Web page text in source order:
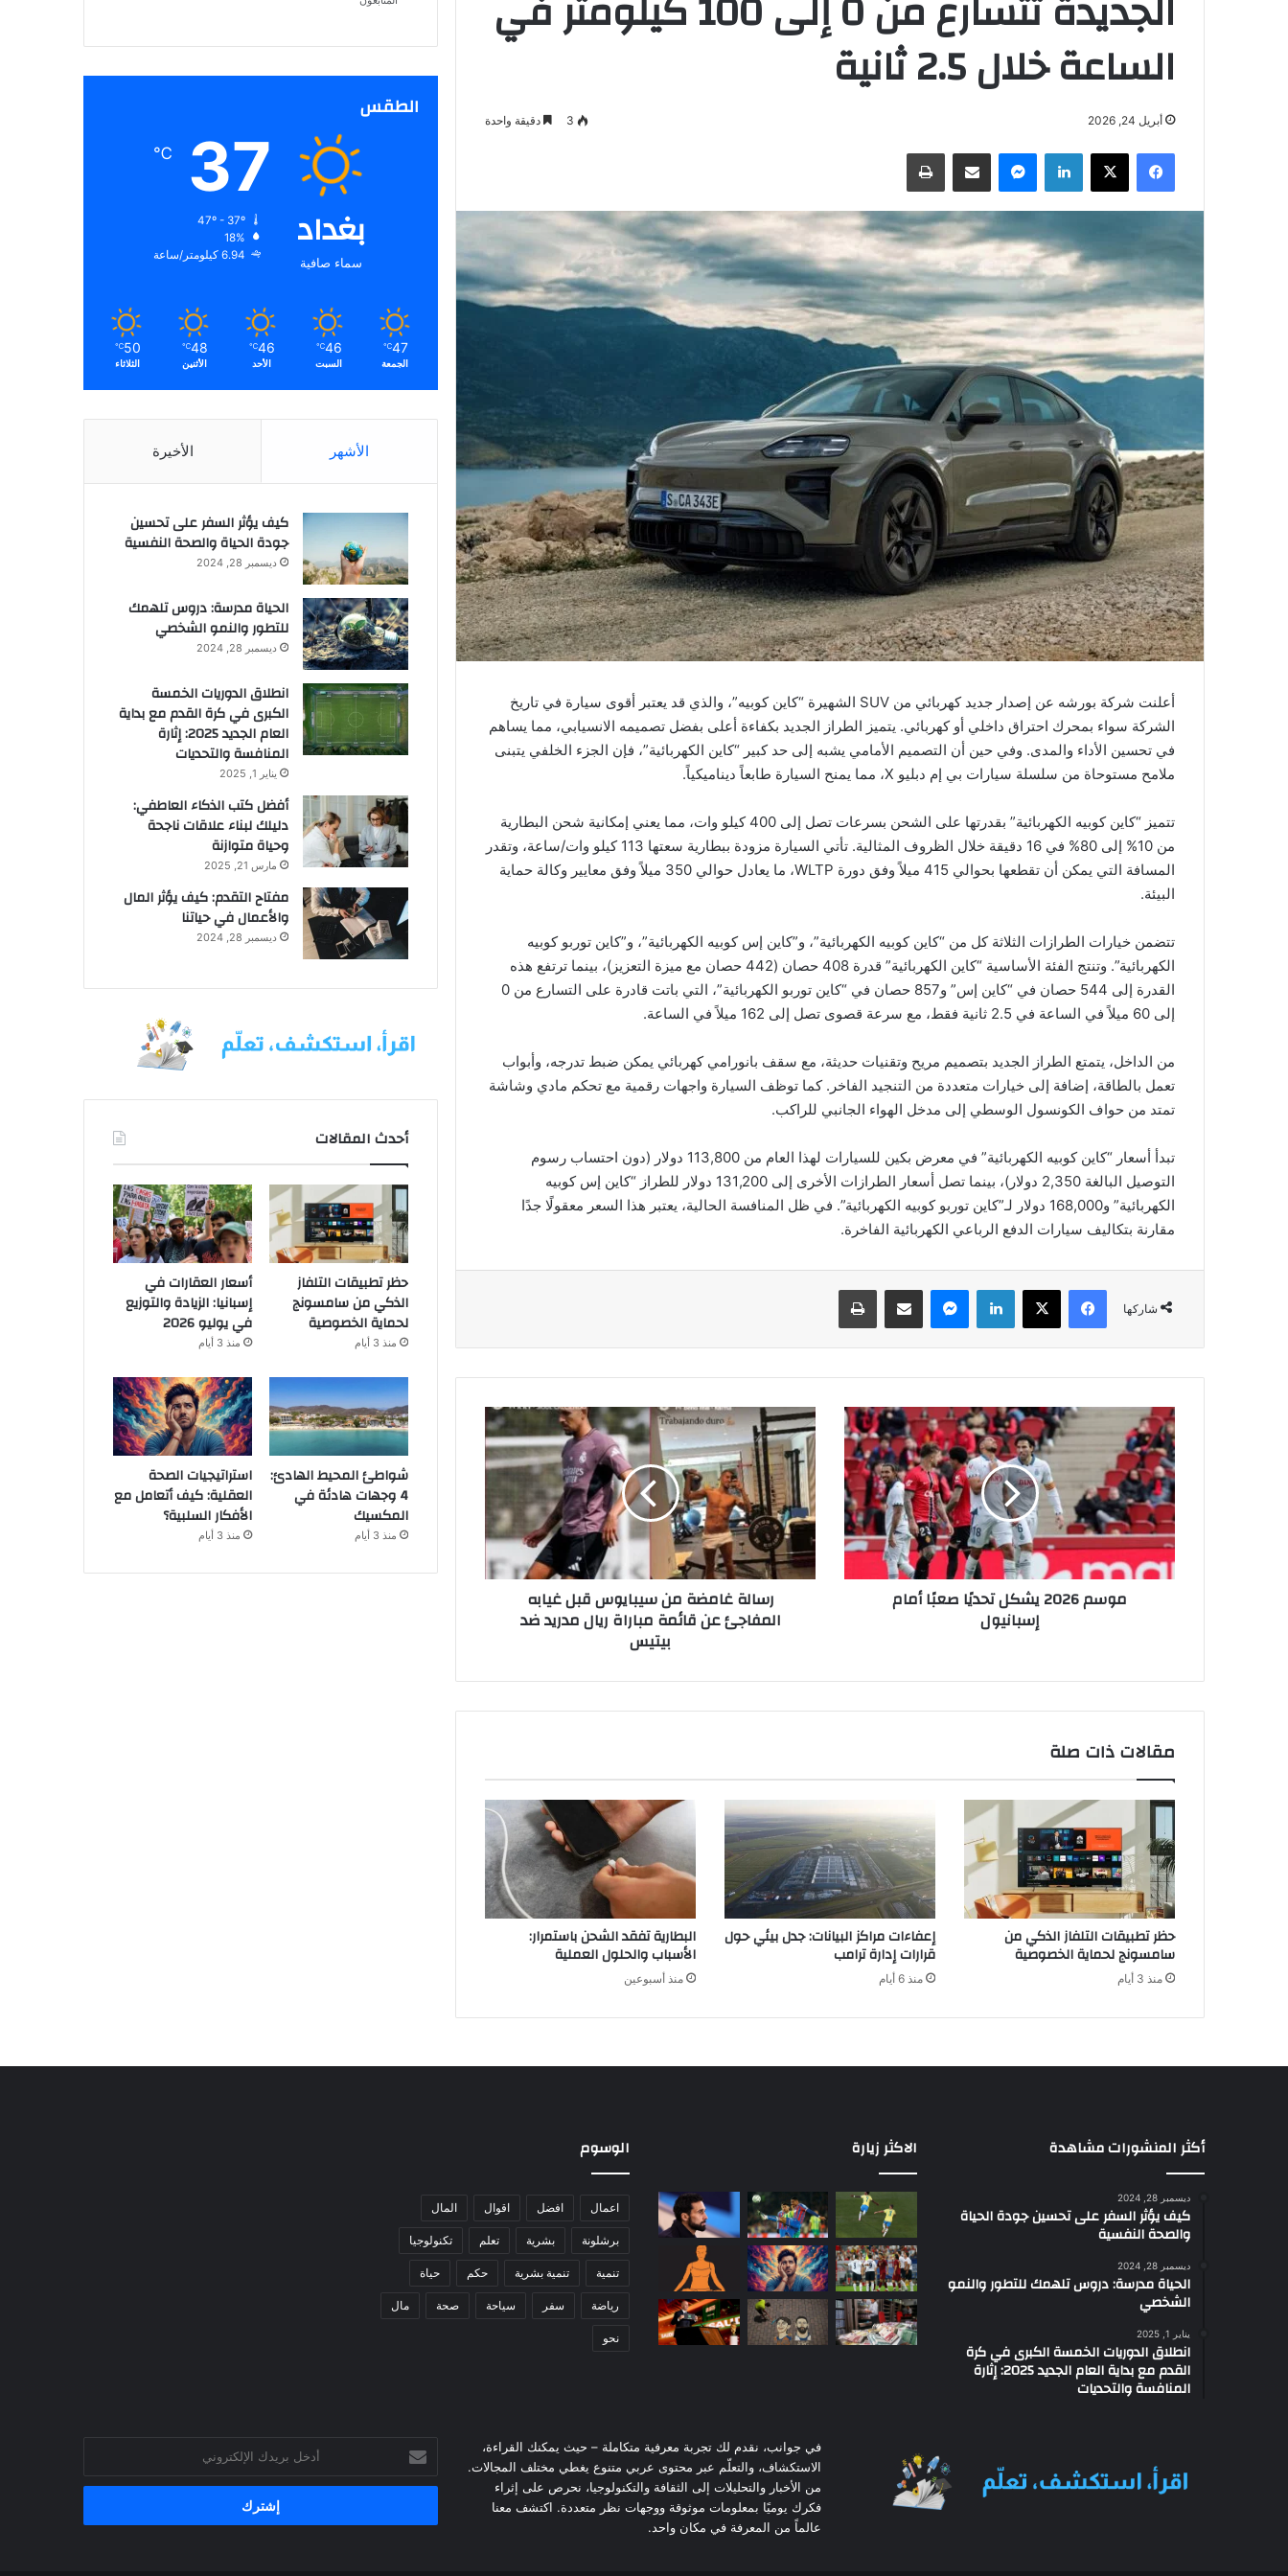
الساعة خلال 2.5 ثانية
أبريل 24, 2026 3 دقيقة واحدة
فيسبوك لينكدإن
أعلنت شركة بورشه عن إصدار جديد كهربائي من SUV الشهيرة “كاين كوبيه”، والذي قد يعتبر أقوى سيارة في تاريخ
الشركة سواء بمحرك احتراق داخلي أو كهربائي. يتميز الطراز الجديد بكفاءة أعلى بفضل تصميمه الانسيابي، مما يساهم
في تحسين الأداء والمدى. وفي حين أن التصميم الأمامي يشبه إلى حد كبير “كاين الكهربائية”، فإن الجزء الخلفي يتبنى
ملامح مستوحاة من سلسلة سيارات بي إم دبليو X، مما يمنح السيارة طابعاً ديناميكياً.
تتميز “كاين كوبيه الكهربائية” بقدرتها على الشحن بسرعات تصل إلى 400 كيلو وات، مما يعني إمكانية شحن البطارية
من 10% إلى 80% في 16 دقيقة خلال الظروف المثالية. تأتي السيارة مزودة ببطارية سعتها 113 كيلو وات/ساعة، وتقدر
المسافة التي يمكن أن تقطعها بحوالي 415 ميلاً وفق دورة WLTP، ما يعادل حوالي 350 ميلاً وفق معايير وكالة حماية
البيئة.
تتضمن خيارات الطرازات الثلاثة كل من “كاين كوبيه الكهربائية”، و”كاين إس كوبيه الكهربائية”، و”كاين توربو كوبيه
الكهربائية”. وتنتج الفئة الأساسية “كاين الكهربائية” قدرة 408 حصان (442 حصان مع ميزة التعزيز)، بينما ترتفع هذه
القدرة إلى 544 حصان في “كاين إس” و857 حصان في “كاين توربو الكهربائية”، التي باتت قادرة على التسارع من 0
إلى 60 ميلاً في الساعة في 2.5 ثانية فقط، مع سرعة قصوى تصل إلى 162 ميلاً في الساعة.
من الداخل، يتمتع الطراز الجديد بتصميم مريح وتقنيات حديثة، مع سقف بانورامي كهربائي يمكن ضبط تدرجه، وأبواب
تعمل بالطاقة، إضافة إلى خيارات متعددة من التنجيد الفاخر. كما توظف السيارة واجهات رقمية مع تحكم مادي وشاشة
تمتد من حواف الكونسول الوسطي إلى مدخل الهواء الجانبي للراكب.
تبدأ أسعار “كاين كوبيه الكهربائية” في معرض بكين للسيارات لهذا العام من 113,800 دولار (دون احتساب رسوم
التوصيل البالغة 2,350 دولار)، بينما تصل أسعار الطرازات الأخرى إلى 131,200 دولار للطراز “كاين إس كوبيه
الكهربائية” و168,000 دولار لـ”كاين توربو كوبيه الكهربائية”. في ظل المنافسة الحالية، يعتبر هذا السعر معقولًا جدًا
مقارنة بتكاليف سيارات الدفع الرباعي الكهربائية الفاخرة.
شاركها
فيسبوك لينكدإن
م
و
س
م
2
0
2
6
ي
ح
ص
ع
بً
ا
أ
م
ا
م
إ
س
ب
ا
ي
موسم 2026 يشكل تحديًا صعبًا أمام
إسبانيول
ر
س
ا
ل
ة
غ
ا
م
ض
ي
س
ب
غ
ي
ا
ب
ه
ف
ة
م
ب
ا
ر
ا
ة
د
ي
د
رسالة غامضة من سيبايوس قبل غيابه
المفاجئ عن قائمة مباراة ريال مدريد ضد
بيتيس
مقالات ذات صلة
حظر تطبيقات التلفاز الذكي من
سامسونج لحماية الخصوصية
منذ 3 أيام
إعفاءات مراكز البيانات: جدل بيئي حول
قرارات إدارة ترامب
منذ 6 أيام
البطارية تفقد الشحن باستمرار:
الأسباب والحلول العملية
منذ أسبوعين
الطقس
بغداد
سماء صافية
37
℃
18%
6.94 كيلومتر/ساعة
47
℃
الجمعة
46
℃
السبت
46
℃
الأحد
48
℃
الأثنين
50
℃
الثلاثاء
الأشهر الأخيرة
كيف يؤثر السفر على تحسين
جودة الحياة والصحة النفسية
ديسمبر 28, 2024
الحياة مدرسة: دروس تلهمك
للتطور والنمو الشخصي
ديسمبر 28, 2024
انطلاق الدوريات الخمسة
الكبرى في كرة القدم مع بداية
العام الجديد 2025: إثارة
المنافسة والتحديات
يناير 1, 2025
أفضل كتب الذكاء العاطفي:
دليلك لبناء علاقات ناجحة
وحياة متوازنة
مارس 21, 2025
مفتاح التقدم: كيف يؤثر المال
والأعمال في حياتنا
ديسمبر 28, 2024
أحدث المقالات
حظر تطبيقات التلفاز
الذكي من سامسونج
لحماية الخصوصية
منذ 3 أيام
أسعار العقارات في
إسبانيا: الزيادة والتوزيع
في يوليو 2026
منذ 3 أيام
شواطئ المحيط الهادئ:
4 وجهات هادئة في
المكسيك
منذ 3 أيام
استراتيجيات الصحة
العقلية: كيف أتعامل مع
الأفكار السلبية؟
منذ 3 أيام
أكثر المنشورات مشاهدة
ديسمبر 28, 2024
كيف يؤثر السفر على تحسين جودة الحياة
والصحة النفسية
ديسمبر 28, 2024
الحياة مدرسة: دروس تلهمك للتطور والنمو
الشخصي
يناير 1, 2025
انطلاق الدوريات الخمسة الكبرى في كرة
القدم مع بداية العام الجديد 2025: إثارة
المنافسة والتحديات
الاكثر زيارة الوسوم
اعمال افضل اقوال المال
برشلونة بشرية تعلم تكنولوجيا
تنمية تنمية بشرية حكم حياة
رياضة سفر سياحة صحة مال
نحو
في جوانب، نقدم لك تجربة معرفية متكاملة – حيث يمكنك القراءة،
الاستكشاف، والتعلّم عبر محتوى عربي متنوع يغطي مختلف المجالات.
من الأخبار والتحليلات إلى الثقافة والتكنولوجيا، نحرص على إثراء
فكرك يوميًا بمعلومات موثوقة ووجهات نظر متعددة. اكتشف معنا
عالماً من المعرفة في مكان واحد.
أدخل
بريدك
الإلكتروني